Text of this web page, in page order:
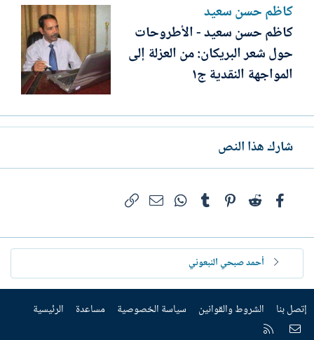
كاظم حسن سعيد
كاظم حسن سعيد - الأطروحات
حول شعر البريكان: من العزلة إلى
المواجهة النقدية ج١
شارك هذا النص
فيسبوكReddit
Pinterest
Tumblr
WhatsAppالبريد الإلكتروني
أحمد صبحي النبعوني
إتصل بنا الشروط والقوانين سياسة الخصوصية مساعدة الرئيسية
إتصل بنا